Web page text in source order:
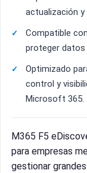
actualización
Compatible
proteger datos
Optimizado
control y
Microsoft 365.
M365 F5
para empresas
gestionar